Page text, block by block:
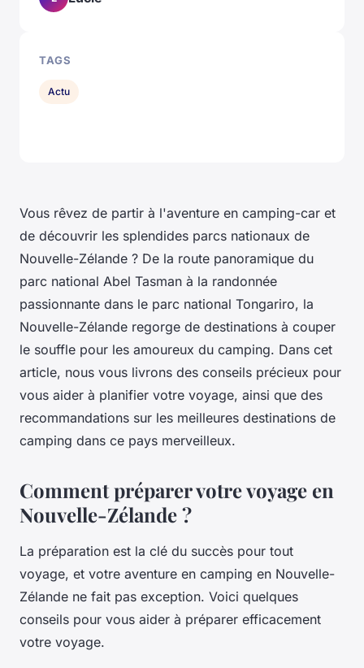
Vous rêvez de partir à l'aventure en camping-car et
de découvrir les splendides parcs nationaux de
Nouvelle-Zélande ? De la route panoramique du
parc national Abel Tasman à la randonnée
passionnante dans le parc national Tongariro, la
Nouvelle-Zélande regorge de destinations à couper
le souffle pour les amoureux du camping. Dans cet
article, nous vous livrons des conseils précieux pour
vous aider à planifier votre voyage, ainsi que des
recommandations sur les meilleures destinations de
camping dans ce pays merveilleux.
Comment préparer votre voyage en
Nouvelle-Zélande ?
La préparation est la clé du succès pour tout
voyage, et votre aventure en camping en Nouvelle-
Zélande ne fait pas exception. Voici quelques
conseils pour vous aider à préparer efficacement
votre voyage.
TAGS
Actu